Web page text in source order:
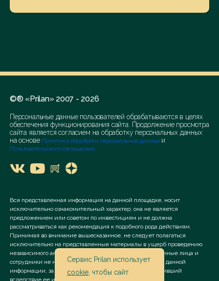
©® «Prilan» 2007 - 2026
Персональные данные пользователей обрабатываются в целях
обеспечения функционирования сайта. Продолжение просмотра
сайта является согласием на обработку персональных данных
на основе Политика обработки персональных данных и
Пользовательского соглашения
Вся представленная информация на данной площадке, носит
исключительно ознакомительный характер; она не является
предложением или советом по инвестициям и не должна
рассматриваться как рекомендация к подобного рода действиям.
Принимая во внимание вышесказанное, не следует полагаться
исключительно на представленные материалы в ущерб проведению
независимого анализа. Сервис «Prilan» его аффилированные лица и
сотрудники не несут ответственности за использование данной
информации, за прямой или косвенный ущерб, наступивший
вследствие ее использования.
Сервис Prilan использует
cookie , чтобы сайт